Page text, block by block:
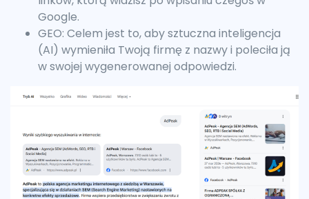
Google.
GEO: Celem jest to, aby sztuczna inteligencja
(AI) wymieniła Twoją firmę z nazwy i poleciła ją
w swojej wygenerowanej odpowiedzi.